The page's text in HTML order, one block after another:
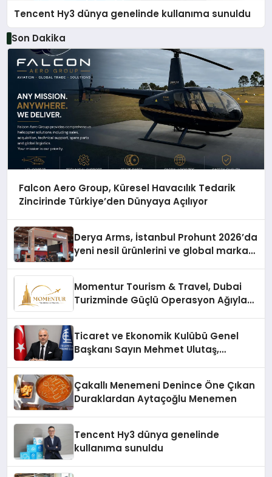
Tencent Hy3 dünya genelinde kullanıma sunuldu
Son Dakika
Falcon Aero Group, Küresel Havacılık Tedarik
Zincirinde Türkiye’den Dünyaya Açılıyor
Derya Arms, İstanbul Prohunt 2026’da
yeni nesil ürünlerini ve global marka
Momentur Tourism & Travel, Dubai
Turizminde Güçlü Operasyon Ağıyla
Ticaret ve Ekonomik Kulübü Genel
Başkanı Sayın Mehmet Ulutaş,
Çakallı Menemeni Denince Öne Çıkan
Duraklardan Aytaçoğlu Menemen
Tencent Hy3 dünya genelinde
kullanıma sunuldu